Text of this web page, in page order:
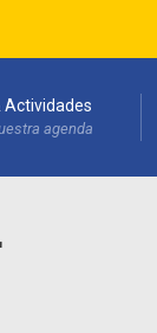
Actividades
agenda